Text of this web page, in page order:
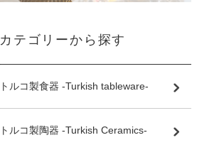
カテゴリーから探す
トルコ製食器 -Turkish tableware-
トルコ製陶器 -Turkish Ceramics-